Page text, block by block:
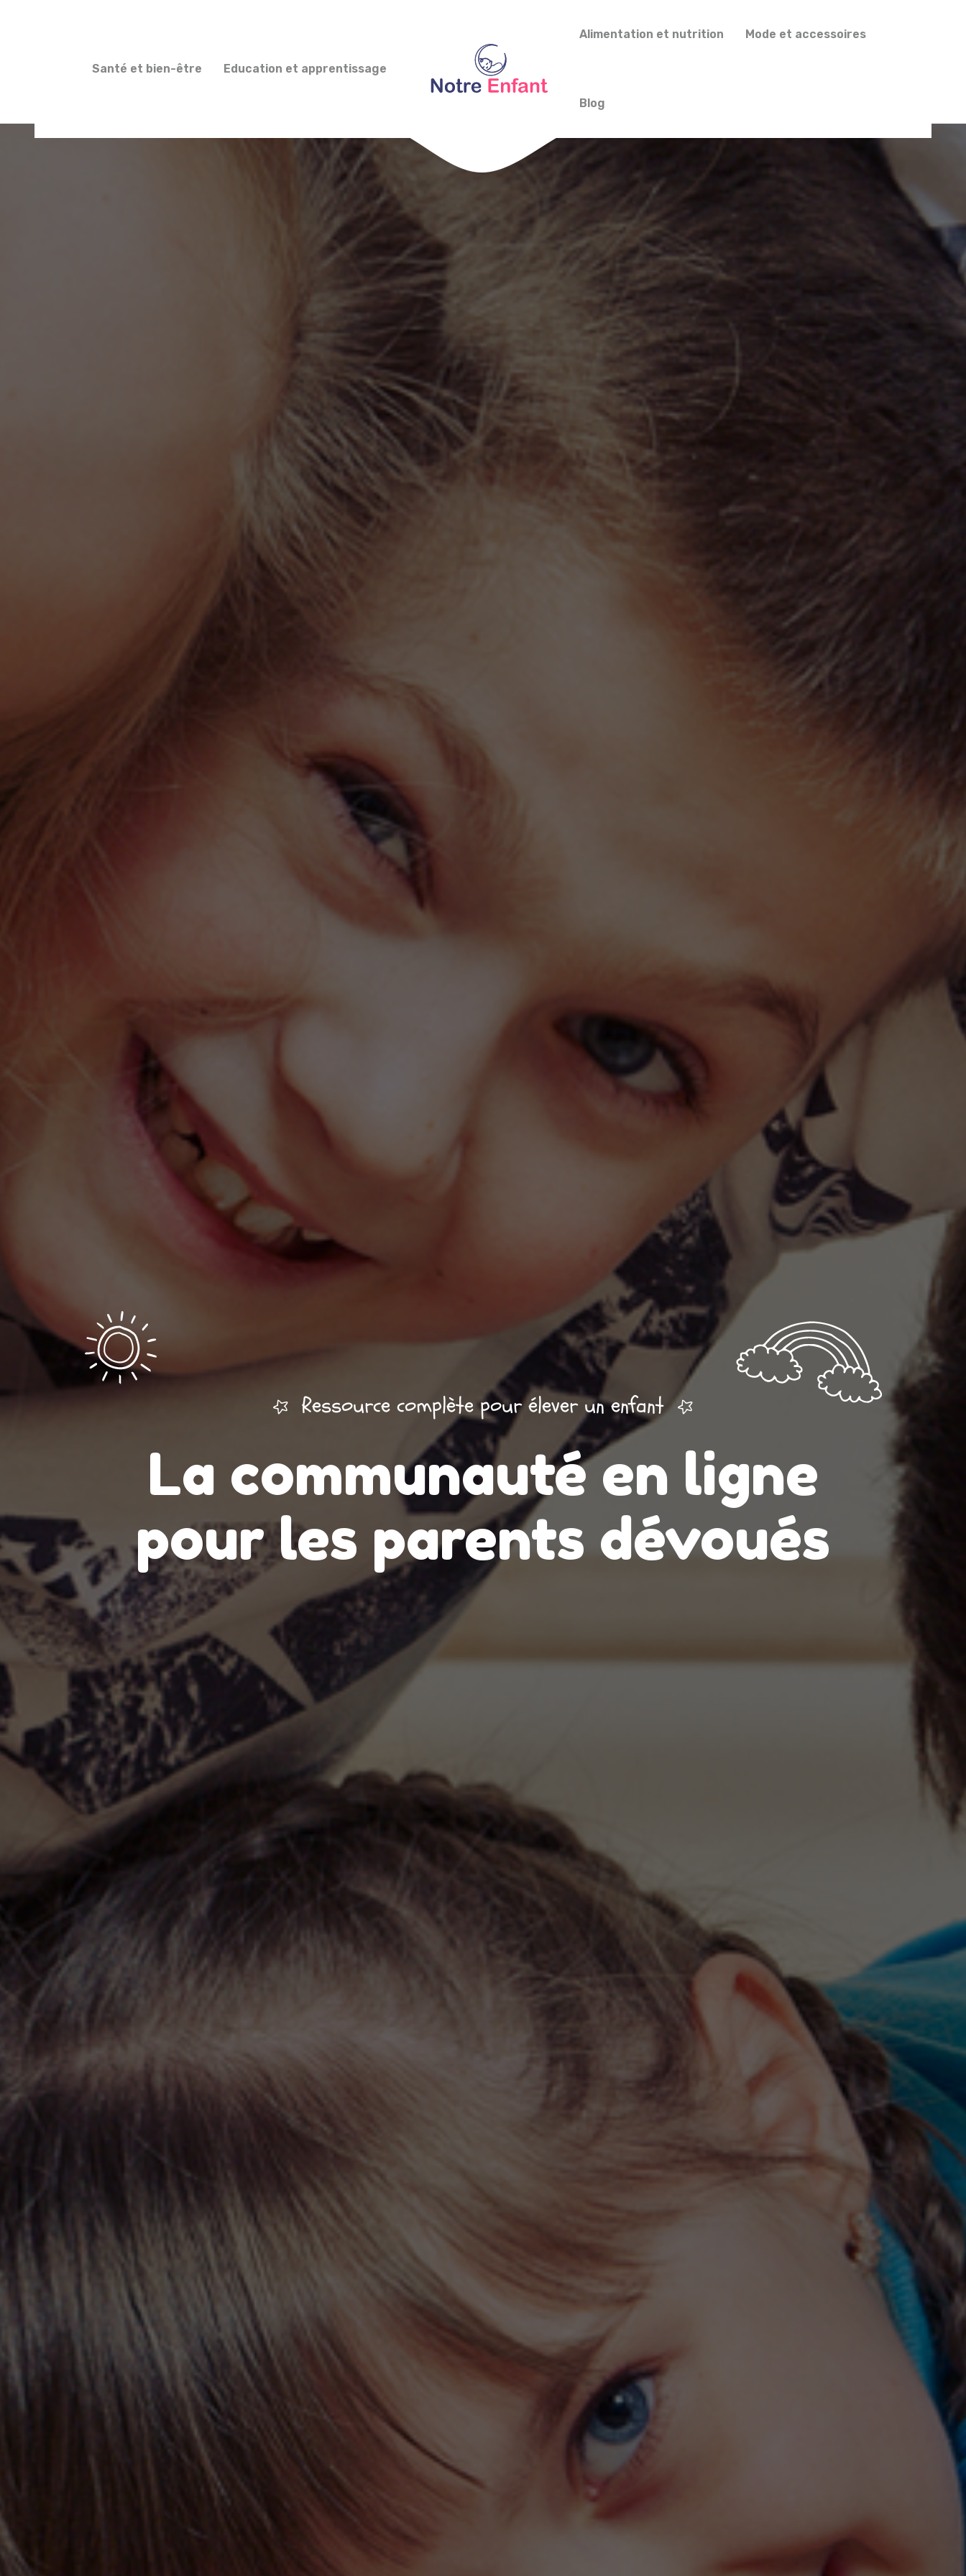
Education et apprentissage
Santé et bien-être
Alimentation et nutrition Mode et accessoires
Blog
Ressource complète pour élever un enfant
La communauté en ligne
pour les parents dévoués